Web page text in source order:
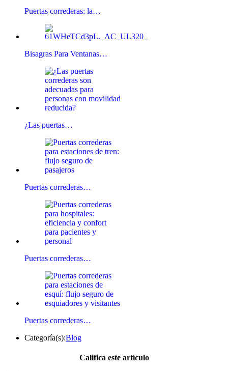
Puertas correderas: la…
Bisagras Para Ventanas…
¿Las puertas…
Puertas correderas…
Puertas correderas…
Puertas correderas…
Categoría(s):Blog
Califica este artículo